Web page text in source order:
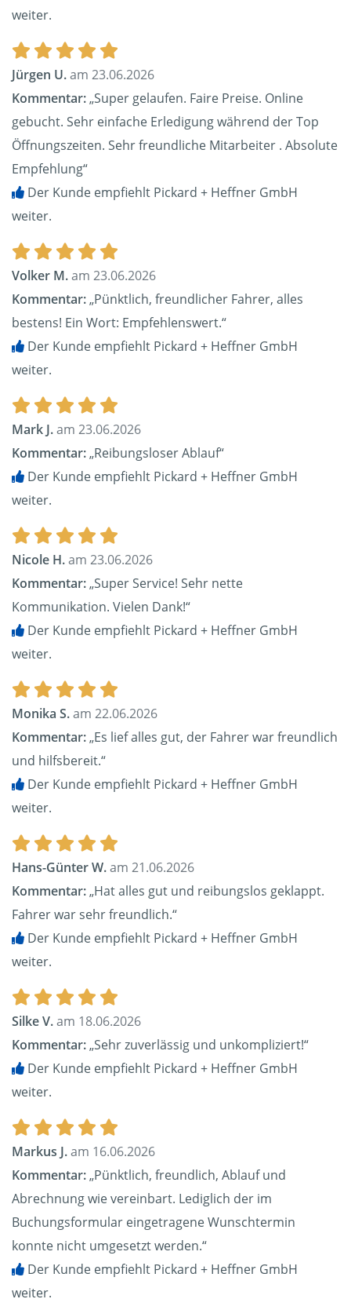
weiter.
Jürgen U.am 23.06.2026
Kommentar:„Super gelaufen. Faire Preise. Online
gebucht. Sehr einfache Erledigung während der Top
Öffnungszeiten. Sehr freundliche Mitarbeiter . Absolute
Empfehlung“
Der Kunde empfiehlt Pickard + Heffner GmbH
weiter.
Volker M.am 23.06.2026
Kommentar:„Pünktlich, freundlicher Fahrer, alles
bestens! Ein Wort: Empfehlenswert.“
Der Kunde empfiehlt Pickard + Heffner GmbH
weiter.
Mark J.am 23.06.2026
Kommentar:„Reibungsloser Ablauf“
Der Kunde empfiehlt Pickard + Heffner GmbH
weiter.
Nicole H.am 23.06.2026
Kommentar:„Super Service! Sehr nette
Kommunikation. Vielen Dank!“
Der Kunde empfiehlt Pickard + Heffner GmbH
weiter.
Monika S.am 22.06.2026
Kommentar:„Es lief alles gut, der Fahrer war freundlich
und hilfsbereit.“
Der Kunde empfiehlt Pickard + Heffner GmbH
weiter.
Hans-Günter W.am 21.06.2026
Kommentar:„Hat alles gut und reibungslos geklappt.
Fahrer war sehr freundlich.“
Der Kunde empfiehlt Pickard + Heffner GmbH
weiter.
Silke V.am 18.06.2026
Kommentar:„Sehr zuverlässig und unkompliziert!“
Der Kunde empfiehlt Pickard + Heffner GmbH
weiter.
Markus J.am 16.06.2026
Kommentar:„Pünktlich, freundlich, Ablauf und
Abrechnung wie vereinbart. Lediglich der im
Buchungsformular eingetragene Wunschtermin
konnte nicht umgesetzt werden.“
Der Kunde empfiehlt Pickard + Heffner GmbH
weiter.